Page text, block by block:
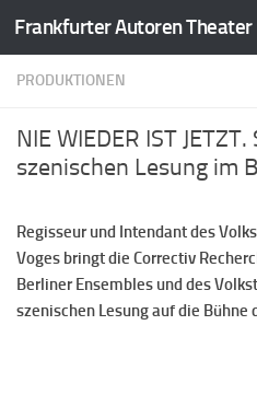
Zum Inhalt springen
Frankfurter Autoren Theater
PRODUKTIONEN
NIE WIEDER IST
szenischen Lesung im
Regisseur und Intendant des
Voges bringt die Correctiv
Berliner Ensembles und des
szenischen Lesung auf die Bühne